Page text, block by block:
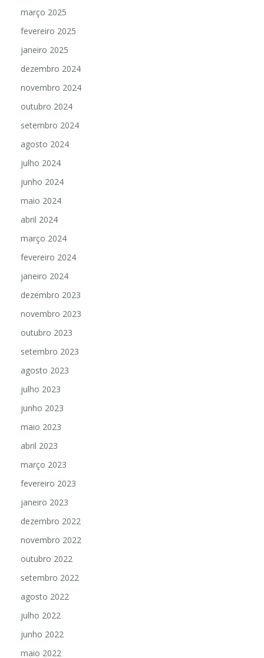
março 2025
fevereiro 2025
janeiro 2025
dezembro 2024
novembro 2024
outubro 2024
setembro 2024
agosto 2024
julho 2024
junho 2024
maio 2024
abril 2024
março 2024
fevereiro 2024
janeiro 2024
dezembro 2023
novembro 2023
outubro 2023
setembro 2023
agosto 2023
julho 2023
junho 2023
maio 2023
abril 2023
março 2023
fevereiro 2023
janeiro 2023
dezembro 2022
novembro 2022
outubro 2022
setembro 2022
agosto 2022
julho 2022
junho 2022
maio 2022